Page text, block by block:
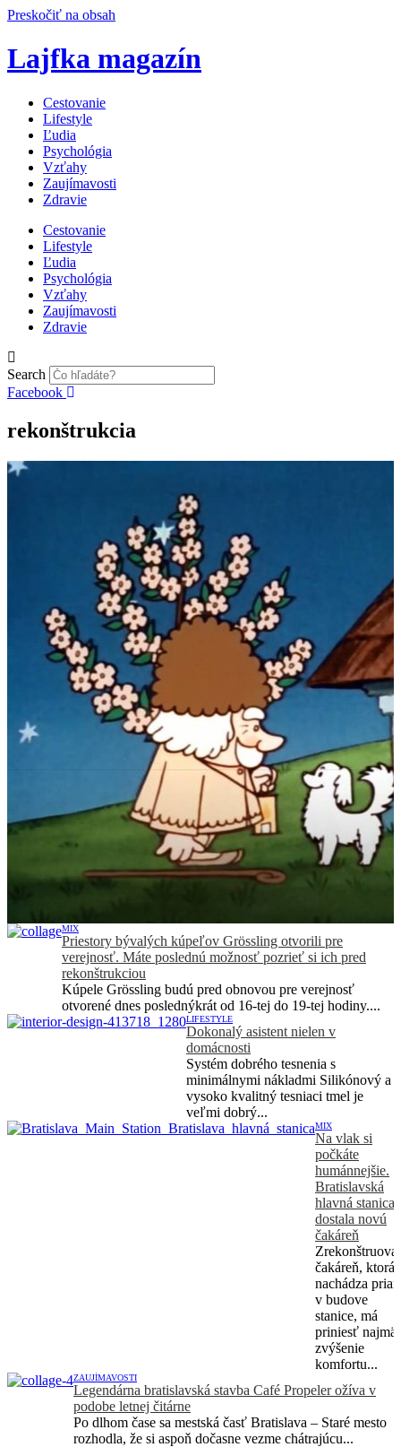
Preskočiť na obsah
Lajfka magazín
Cestovanie
Lifestyle
Ľudia
Psychológia
Vzťahy
Zaujímavosti
Zdravie
Cestovanie
Lifestyle
Ľudia
Psychológia
Vzťahy
Zaujímavosti
Zdravie
Search
Facebook
rekonštrukcia
MIX
Priestory bývalých kúpeľov Grössling otvorili pre
verejnosť. Máte poslednú možnosť pozrieť si ich pred
rekonštrukciou
Kúpele Grössling budú pred obnovou pre verejnosť
otvorené dnes poslednýkrát od 16-tej do 19-tej hodiny....
LIFESTYLE
Dokonalý asistent nielen v
domácnosti
Systém dobrého tesnenia s
minimálnymi nákladmi Silikónový a
vysoko kvalitný tesniaci tmel je
veľmi dobrý...
MIX
Na vlak si
počkáte
humánnejšie.
Bratislavská
hlavná stanica
dostala novú
čakáreň
čakáreň, ktorá
nachádza
v budove
stanice, má
priniesť najmä
zvýšenie
komfortu...
ZAUJÍMAVOSTI
Legendárna bratislavská stavba Café Propeler ožíva v
podobe letnej čitárne
Po dlhom čase sa mestská časť Bratislava – Staré mesto
rozhodla, že si aspoň dočasne vezme chátrajúcu...